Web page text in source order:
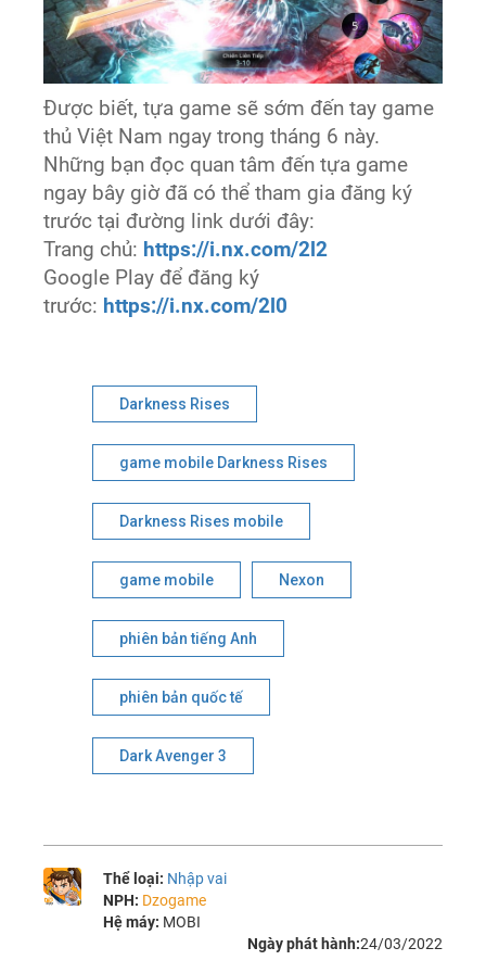
Được biết, tựa game sẽ sớm đến tay game
thủ Việt Nam ngay trong tháng 6 này.
Những bạn đọc quan tâm đến tựa game
ngay bây giờ đã có thể tham gia đăng ký
trước tại đường link dưới đây:
Trang chủ: https://i.nx.com/2l2
Google Play để đăng ký
trước: https://i.nx.com/2l0
Darkness Rises
game mobile Darkness Rises
Darkness Rises mobile
game mobile Nexon
phiên bản tiếng Anh
phiên bản quốc tế
Dark Avenger 3
Thể loại: Nhập vai
NPH: Dzogame
Hệ máy: MOBI
Ngày phát hành:24/03/2022